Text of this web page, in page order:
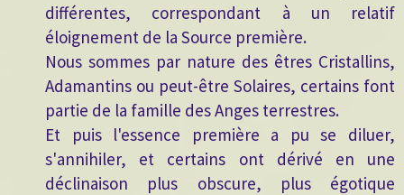
différentes, correspondant à un relatif
éloignement de la Source première.
Nous sommes par nature des êtres Cristallins,
Adamantins ou peut-être Solaires, certains font
partie de la famille des Anges terrestres.
Et puis l'essence première a pu se diluer,
s'annihiler, et certains ont dérivé en une
déclinaison plus obscure, plus égotique